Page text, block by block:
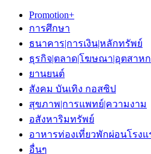
Promotion+
การศึกษา
ธนาคาร|การเงิน|หลักทรัพย์
ธุรกิจ|ตลาด|โฆษณา|อุตสาห
ยานยนต์
สังคม บันเทิง กอสซิป
สุขภาพ|การแพทย์|ความงาม
อสังหาริมทรัพย์
อาหารท่องเที่ยวพักผ่อนโรงแ
อื่นๆ